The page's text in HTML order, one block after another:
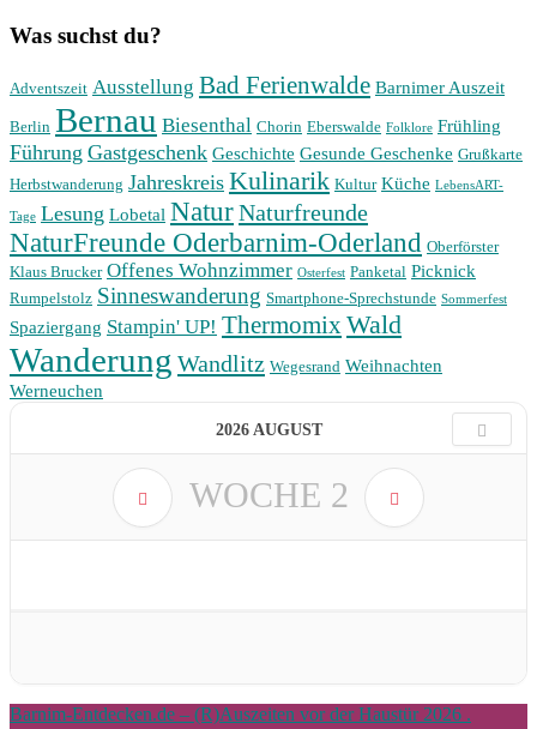
Was suchst du?
Adventszeit Ausstellung Bad Ferienwalde Barnimer Auszeit
Berlin Bernau Biesenthal Chorin Eberswalde Folklore Frühling
Führung Gastgeschenk Geschichte Gesunde Geschenke Grußkarte
Herbstwanderung Jahreskreis Kulinarik Kultur Küche LebensART-
Tage Lesung Lobetal NaturNaturfreunde
NaturFreunde Oderbarnim-Oderland Oberförster
Klaus Brucker Offenes Wohnzimmer Osterfest Panketal Picknick
Rumpelstolz Sinneswanderung Smartphone-Sprechstunde Sommerfest
Spaziergang Stampin' UP! ThermomixWald
Wanderung Wandlitz Wegesrand Weihnachten
Werneuchen
2026 AUGUST
WOCHE 2
Barnim-Entdecken.de – (R)Auszeiten vor der Haustür 2026 .